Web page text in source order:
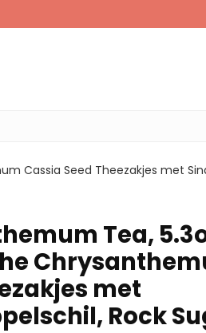
Cassia Seed Theezakjes met
Tea,
met
Rock